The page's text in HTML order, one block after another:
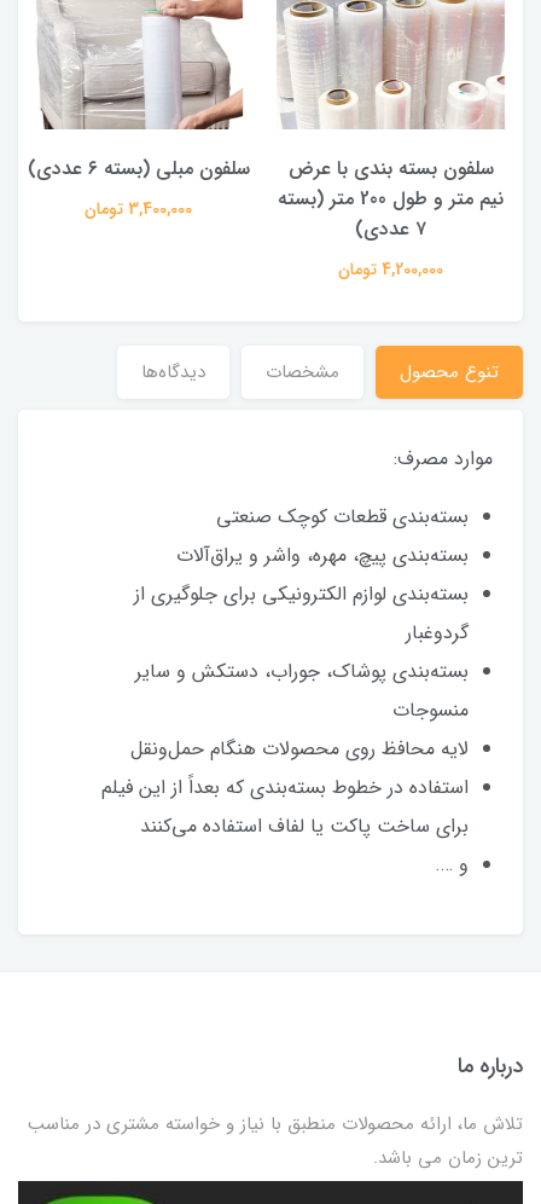
سلفون بسته بندی با عرض
نیم متر و طول 200 متر (بسته
۷ عددی)
4,200,000 تومان
سلفون مبلی (بسته ۶ عددی)
3,400,000 تومان
تنوع محصول مشخصات دیدگاه‌ها
موارد مصرف:
بسته‌بندی قطعات کوچک صنعتی
بسته‌بندی پیچ، مهره، واشر و یراق‌آلات
بسته‌بندی لوازم الکترونیکی برای جلوگیری از
گردوغبار
بسته‌بندی پوشاک، جوراب، دستکش و سایر
منسوجات
لایه محافظ روی محصولات هنگام حمل‌ونقل
استفاده در خطوط بسته‌بندی که بعداً از این فیلم
برای ساخت پاکت یا لفاف استفاده می‌کنند
و ….
درباره ما
تلاش ما، ارائه محصولات منطبق با نیاز و خواسته مشتری در مناسب
ترین زمان می باشد.